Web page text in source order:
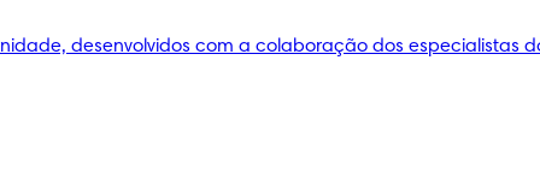
desenvolvidos com a colaboração dos especialistas